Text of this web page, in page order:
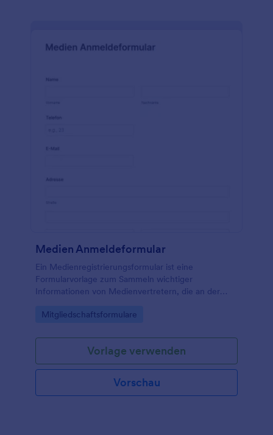
Medien Anmeldeformular
Ein Medienregistrierungsformular ist eine
Formularvorlage zum Sammeln wichtiger
Informationen von Medienvertretern, die an der
Zugriff auf Pressematerialien oder der
interessiert sind.
Go to Category:
Mitgliedschaftsformulare
Vorlage verwenden
Vorschau